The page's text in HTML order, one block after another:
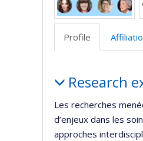
Profile
Research
Les recherches
d’enjeux dans les
approches